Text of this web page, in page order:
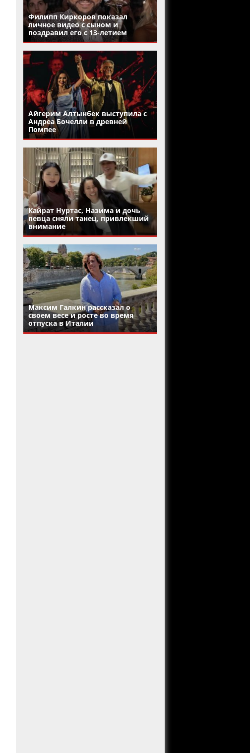
Филипп Киркоров показал
личное видео с сыном и
поздравил его с 13-летием
Айгерим Алтынбек выступила с
Андреа Бочелли в древней
Помпее
Кайрат Нуртас, Назима и дочь
певца сняли танец, привлекший
внимание
Максим Галкин рассказал о
своем весе и росте во время
отпуска в Италии